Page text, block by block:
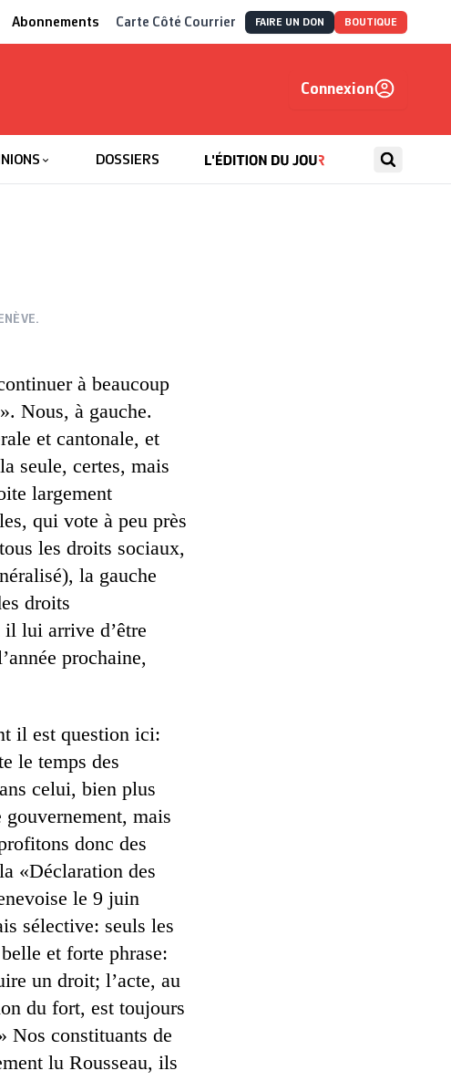
Abonnements Carte Côté Courrier FAIRE UN DON BOUTIQUE
Connexion
DOSSIERS
à beaucoup
Nous, à gauche.
et cantonale, et
seule, certes, mais
largement
qui vote à peu près
les droits sociaux,
la gauche
droits
lui arrive d’être
prochaine,
il est question ici:
le temps des
celui, bien plus
mais
donc des
«Déclaration des
le 9 juin
sélective: seuls les
et forte phrase:
un droit; l’acte, au
du fort, est toujours
Nos constituants de
lu Rousseau, ils